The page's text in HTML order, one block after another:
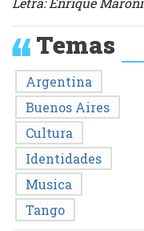
Temas
Argentina
Buenos Aires
Cultura
Identidades
Musica
Tango